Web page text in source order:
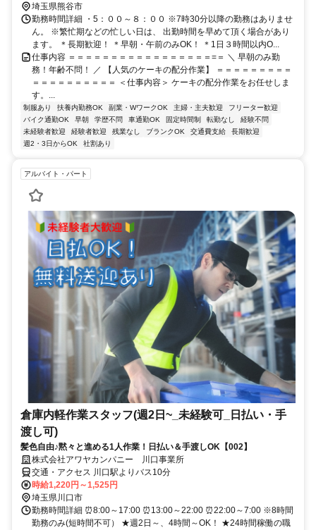
方向に出て、 佐谷田第二陸橋下交差点を左折1分 電車…秩父線「ソシ
オ流通センター」駅より徒歩15分
埼玉県熊谷市
勤務時間詳細 ・5：００～８：００ ※7時30分以降の勤務はありませ
ん。 ※繁忙期などの忙しい日は、 出勤時間を早めて頂く場合があり
ます。 ＊長期歓迎！ ＊早朝・午前のみOK！ ＊1日３時間以内O...
仕事内容 ＝＝＝＝＝＝＝＝＝＝＝＝＝＝＝＝＝=＝ ＼ 早朝のみ勤
務！年齢不問！ ／ 【人気のケーキの配分作業】 ＝＝＝＝＝＝＝＝＝
＝＝＝＝＝＝＝＝＝＝ ＜仕事内容＞ ケーキの配分作業をお任せしま
す。...
制服あり 扶養内勤務OK 副業・WワークOK 主婦・主夫歓迎
フリーター歓迎
バイク通勤OK
早朝 学歴不問 車通勤OK 固定時間制 転勤なし
経験不問
未経験者歓迎
経験者歓迎 残業なし ブランクOK 交通費支給
長期歓迎
週2・3日からOK
社割あり
アルバイト・パート
倉庫内軽作業スタッフ(週2日~_未経験可_日払い・手
渡し可)
髪色自由♪黙々と進める1人作業！日払い＆手渡しOK【002】
株式会社アワヤカンパニー 川口事業所
交通・アクセス 川口駅よりバス10分
時給1,220円～1,525円
埼玉県川口市
勤務時間詳細 ⏰8:00～17:00 ⏰13:00～22:00 ⏰22:00～7:00 ※8時間
勤務のみ(短時間不可） ★週2日～、4時間～OK！ ★24時間稼働の職